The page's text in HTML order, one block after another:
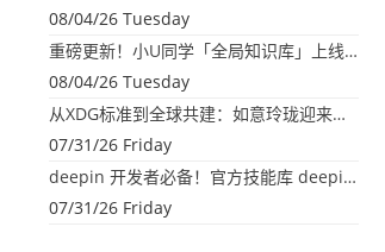
08/04/26 Tuesday
重磅更新！小U同学「全局知识库」上线：你的本地文件，终于"活"起来了
08/04/26 Tuesday
从XDG标准到全球共建：如意玲珑迎来首个海外开源贡献
07/31/26 Friday
deepin 开发者必备！官方技能库 deepin-skills 正式开源
07/31/26 Friday